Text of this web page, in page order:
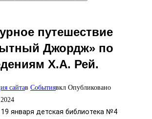
путешествие
Джордж» по
Х.А. Рей.
сайтав Событиявкл Опубликовано
19 января детская библиотека №4